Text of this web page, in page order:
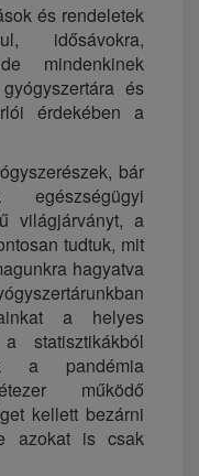
és rendeletek
idősávokra,
mindenkinek
és
érdekében a
bár
világjárványt, a
tudtuk, mit
hagyatva
a helyes
statisztikákból
a pandémia
működő
kellett bezárni
azokat is csak